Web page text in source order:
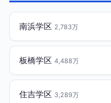
南浜学区 2,783万
板橋学区 4,488万
住吉学区 3,289万